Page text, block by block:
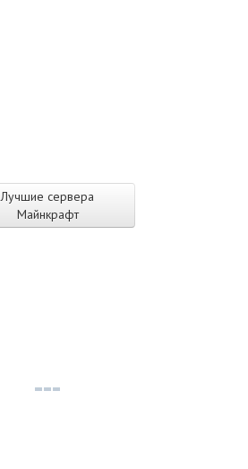
Лучшие сервера
Майнкрафт